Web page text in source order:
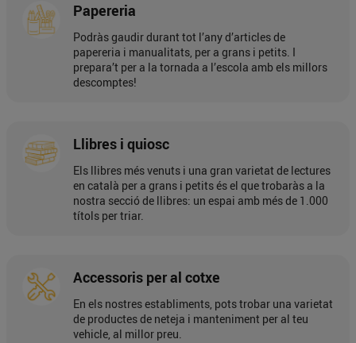
Papereria
Podràs gaudir durant tot l’any d’articles de
papereria i manualitats, per a grans i petits. I
prepara’t per a la tornada a l’escola amb els millors
descomptes!
Llibres i quiosc
Els llibres més venuts i una gran varietat de lectures
en català per a grans i petits és el que trobaràs a la
nostra secció de llibres: un espai amb més de 1.000
títols per triar.
Accessoris per al cotxe
En els nostres establiments, pots trobar una varietat
de productes de neteja i manteniment per al teu
vehicle, al millor preu.